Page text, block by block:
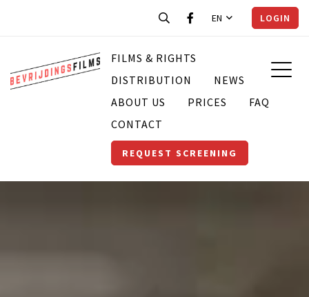
EN LOGIN
FILMS & RIGHTS
DISTRIBUTION
NEWS
ABOUT US
PRICES
FAQ
CONTACT
REQUEST SCREENING